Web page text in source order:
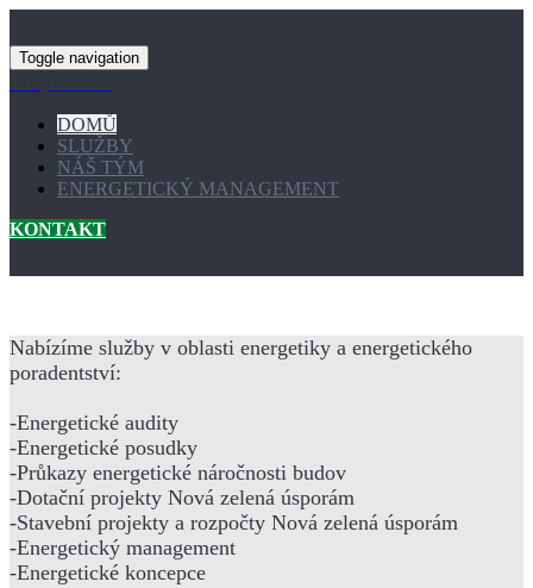
Toggle navigation
DOMŮ
SLUŽBY
NÁŠ TÝM
ENERGETICKÝ MANAGEMENT
KONTAKT
Nabízíme služby v oblasti energetiky a energetického
poradentství:
-Energetické audity
-Energetické posudky
-Průkazy energetické náročnosti budov
-Dotační projekty Nová zelená úsporám
-Stavební projekty a rozpočty Nová zelená úsporám
-Energetický management
-Energetické koncepce